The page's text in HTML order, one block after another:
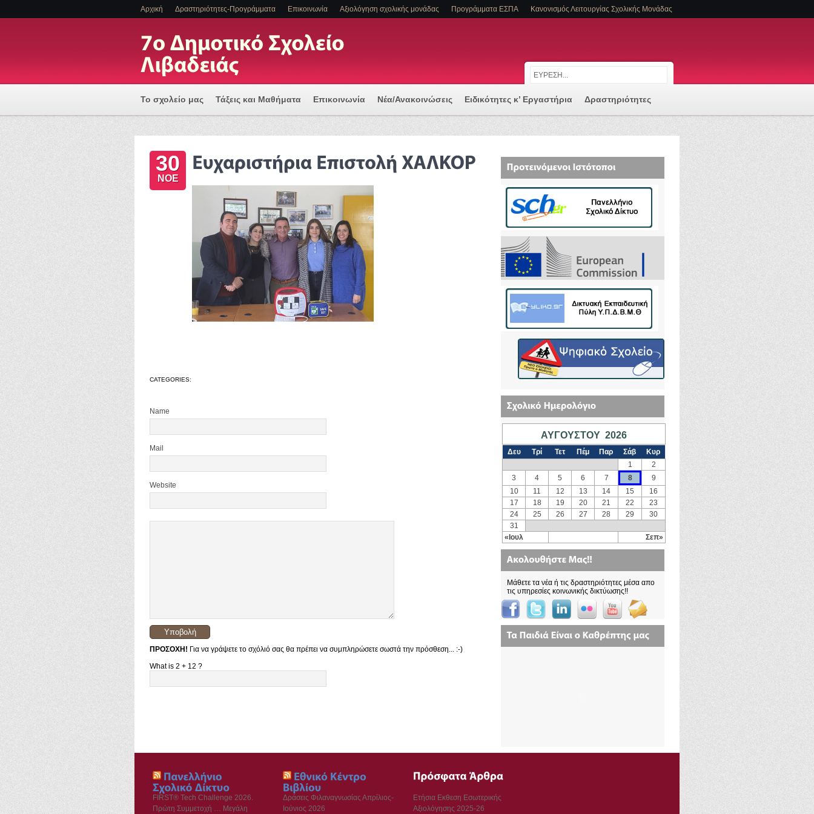
Αρχική Δραστηριότητες-Προγράμματα Επικοινωνία Αξιολόγηση σχολικής μονάδας Προγράμματα ΕΣΠΑ Κανονισμός Λειτουργίας Σχολικής Μονάδας
Το σχολείο μας Τάξεις και Μαθήματα Επικοινωνία Νέα/Ανακοινώσεις Ειδικότητες κ’ Εργαστήρια Δραστηριότητες
Πρόγραμμα Εισαγωγής Η/Υ για μια Ψηφιακά Υποστηριζόμενη Διδασκαλία
ΕΝΤΑΞΗ ΜΑΘΗΤΩΝ ΜΕ ΑΝΑΠΗΡΙΑ Η/ΚΑΙ ΕΙΔΙΚΕΣ ΕΚΠΑΙΔΕΥΤΙΚΕΣ ΑΝΑΓΚΕΣ
30
ΝΟΕ
CATEGORIES:
Name
Mail
Website
ΠΡΟΣΟΧΗ! Για να γράψετε το σχόλιό σας θα πρέπει να συμπληρώσετε σωστά την πρόσθεση... :-)
What is 2 + 12 ?
ΑΥΓΟΎΣΤΟΥ 2026
Δευ Τρί Τετ Πέμ Παρ Σάβ Κυρ
«Ιουλ Σεπ»
1
2
3
4 5 6 7 8
9
10
11 12 13 14 15
16
17
18 19 20 21 22
23
24
25 26 27 28 29
30
31
Μάθετε τα νέα ή τις δραστηριότητες μέσα απο
τις υπηρεσίες κοινωνικής δικτύωσης!!
FIRST® Tech Challenge 2026.
Πρώτη Συμμετοχή … Μεγάλη
Δράσεις Φιλαναγνωσίας Απρίλιος-
Ιούνιος 2026
Ετήσια Εκθεση Εσωτερικής
Αξιολόγησης 2025-26